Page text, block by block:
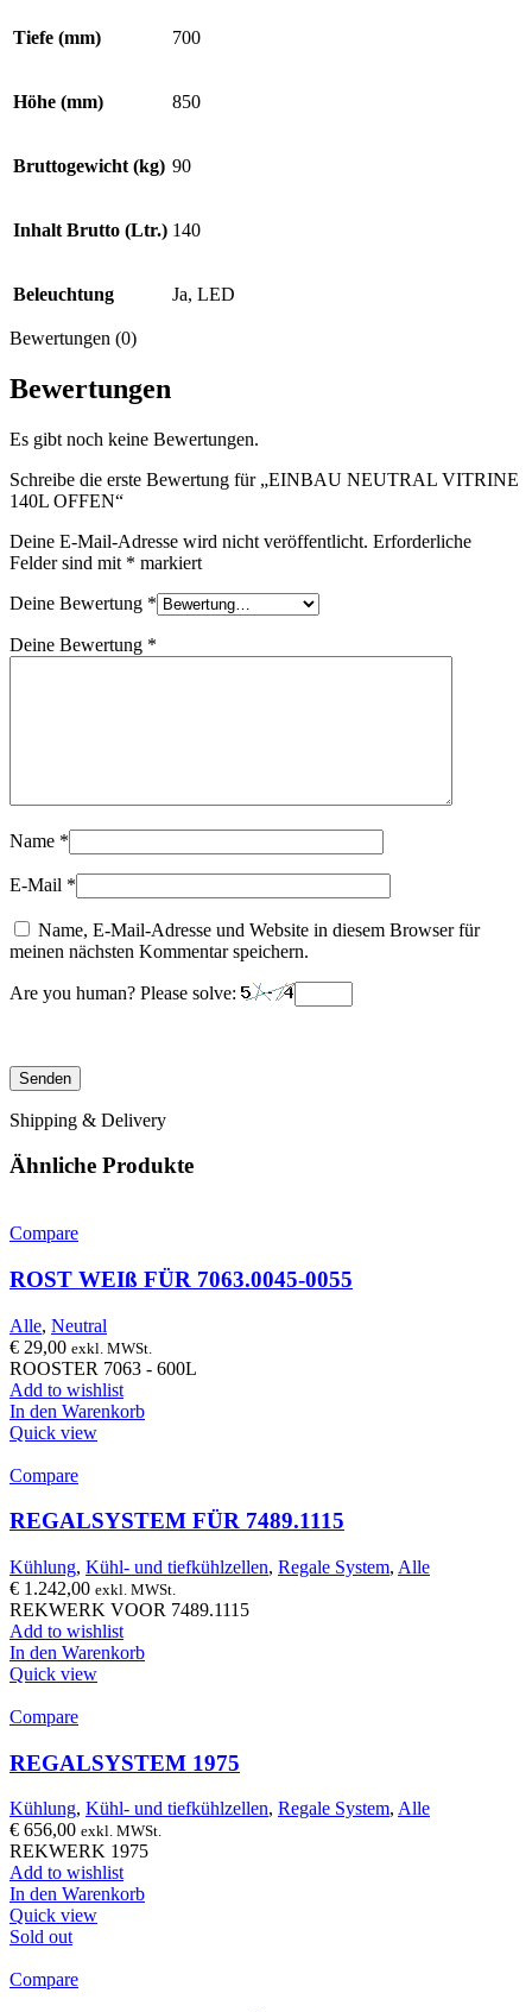
Tiefe (mm) 700
Höhe (mm) 850
Bruttogewicht (kg) 90
Inhalt Brutto (Ltr.) 140
Beleuchtung Ja, LED
Bewertungen (0)
Bewertungen
Es gibt noch keine Bewertungen.
Schreibe die erste Bewertung für „EINBAU NEUTRAL VITRINE
140L OFFEN“
Deine E-Mail-Adresse wird nicht veröffentlicht. Erforderliche
Felder sind mit * markiert
Deine Bewertung *
Deine Bewertung *
Name *
E-Mail *
Name, E-Mail-Adresse und Website in diesem Browser für
meinen nächsten Kommentar speichern.
Are you human? Please solve:
Shipping & Delivery
Ähnliche Produkte
Compare
ROST WEIß FÜR 7063.0045-0055
Alle, Neutral
€ 29,00 exkl. MWSt.
ROOSTER 7063 - 600L
Add to wishlist
In den Warenkorb
Quick view
Compare
REGALSYSTEM FÜR 7489.1115
Kühlung, Kühl- und tiefkühlzellen, Regale System, Alle
€ 1.242,00 exkl. MWSt.
REKWERK VOOR 7489.1115
Add to wishlist
In den Warenkorb
Quick view
Compare
REGALSYSTEM 1975
Kühlung, Kühl- und tiefkühlzellen, Regale System, Alle
€ 656,00 exkl. MWSt.
REKWERK 1975
Add to wishlist
In den Warenkorb
Quick view
Sold out
Compare